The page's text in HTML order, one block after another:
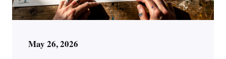
May 26, 2026